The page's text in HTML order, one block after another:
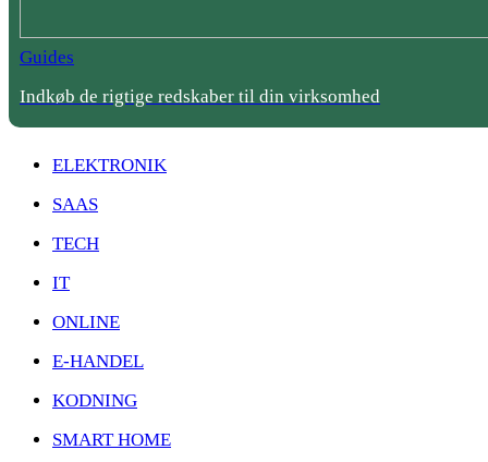
Guides
Indkøb de rigtige redskaber til din virksomhed
ELEKTRONIK
SAAS
TECH
IT
ONLINE
E-HANDEL
KODNING
SMART HOME